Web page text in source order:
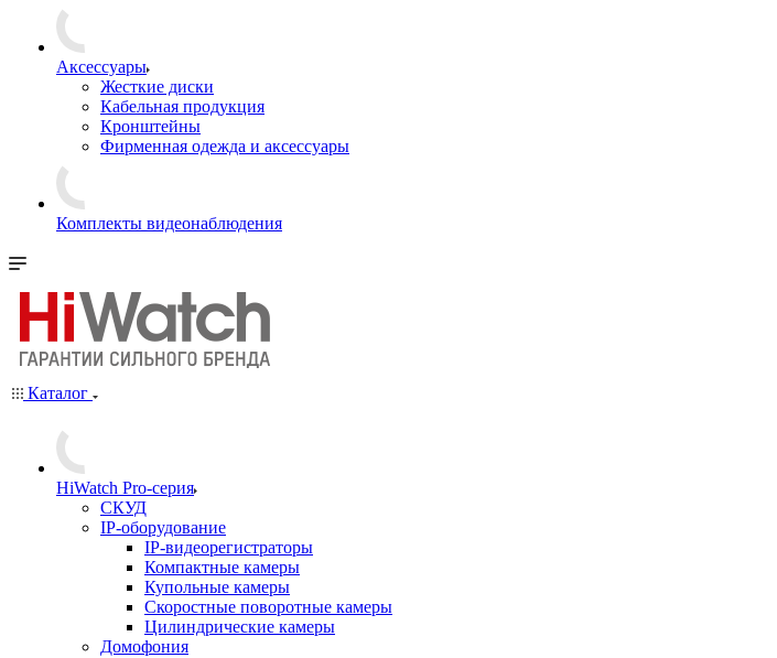
Аксессуары
Жесткие диски
Кабельная продукция
Кронштейны
Фирменная одежда и аксессуары
Комплекты видеонаблюдения
Каталог
HiWatch Pro-серия
CКУД
IP-оборудование
IP-видеорегистраторы
Компактные камеры
Купольные камеры
Скоростные поворотные камеры
Цилиндрические камеры
Домофония